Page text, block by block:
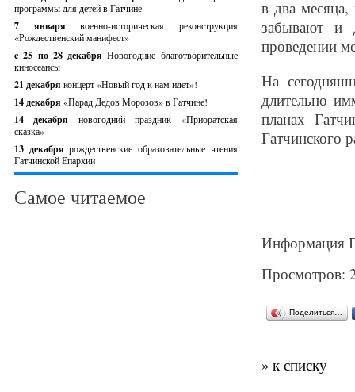
программы для детей в Гатчине
7 январявоенно-историческая реконструкция
«Рождественский манифест»
c 25 по 28 декабряНовогодние благотворительные
киносеансы
21 декабря концерт «Новый год к нам идет»!
14 декабря «Парад Дедов Морозов» в Гатчине!
14 декабря новогодний праздник «Приоратская
сказка»
13 декабрярождественские образовательные чтения
Гатчинской Епархии
Самое читаемое
в два
забывают и
проведении
На
длительно
планах
Гатчинского
Информация
Просмотров:
Поделиться…
» к списку